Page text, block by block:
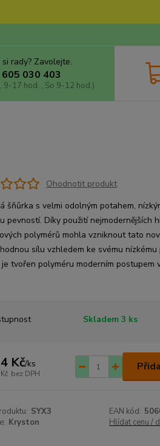
rady? Zavolejte.
030 403
9-17 hod. , So 9-12 hod.)
Ohodnotit produkt
šňůrka s velmi odolným potahem,
pevností. Díky použití nejmodernějších
polymérů mohla vzniknout tato
sílu vzhledem ke svému nízkému
tvořen polyméru moderním postupem
Skladem 3 ks
Kč/ks
bez DPH
SYX3 EAN kód:
Kryston Hlídat cenu /